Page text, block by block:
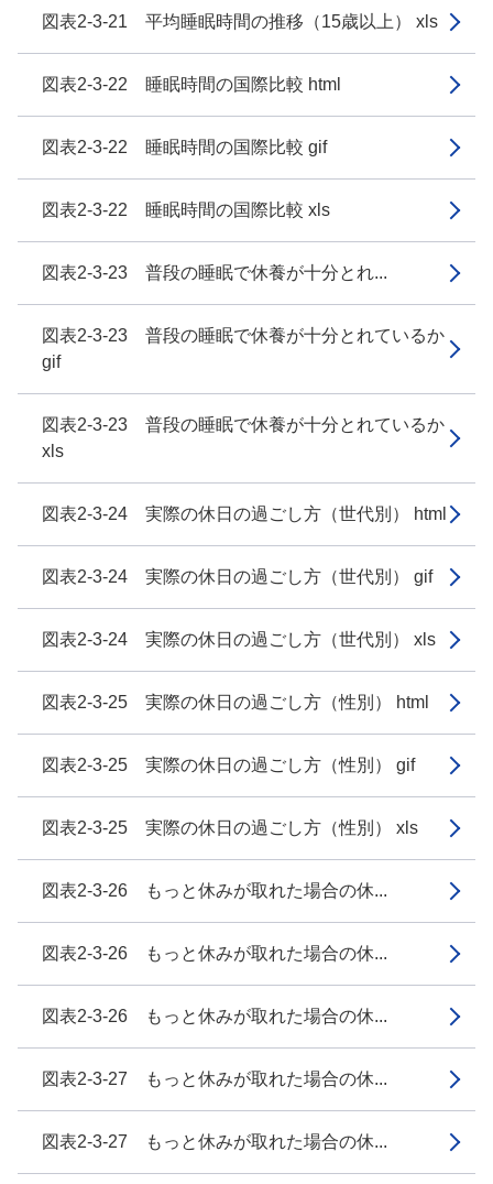
図表2-3-21 平均睡眠時間の推移（15歳以上） xls
図表2-3-22 睡眠時間の国際比較 html
図表2-3-22 睡眠時間の国際比較 gif
図表2-3-22 睡眠時間の国際比較 xls
図表2-3-23 普段の睡眠で休養が十分とれ...
図表2-3-23 普段の睡眠で休養が十分とれているか
gif
図表2-3-23 普段の睡眠で休養が十分とれているか
xls
図表2-3-24 実際の休日の過ごし方（世代別） html
図表2-3-24 実際の休日の過ごし方（世代別） gif
図表2-3-24 実際の休日の過ごし方（世代別） xls
図表2-3-25 実際の休日の過ごし方（性別） html
図表2-3-25 実際の休日の過ごし方（性別） gif
図表2-3-25 実際の休日の過ごし方（性別） xls
図表2-3-26 もっと休みが取れた場合の休...
図表2-3-26 もっと休みが取れた場合の休...
図表2-3-26 もっと休みが取れた場合の休...
図表2-3-27 もっと休みが取れた場合の休...
図表2-3-27 もっと休みが取れた場合の休...